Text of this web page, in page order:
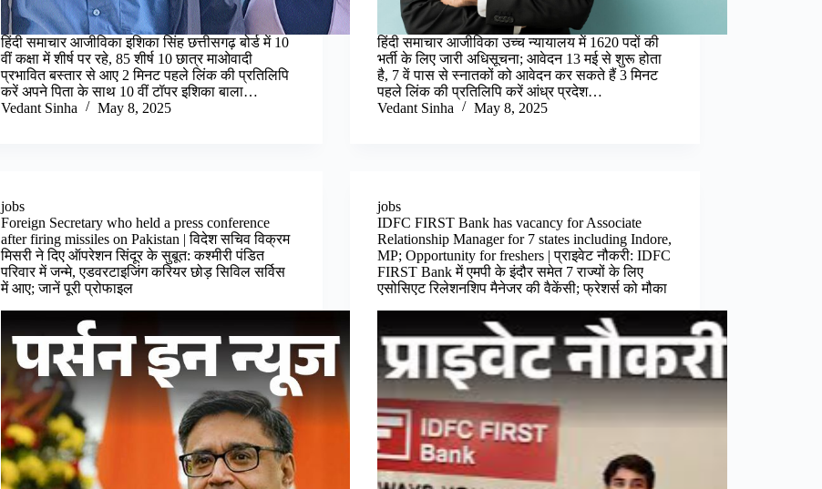
हिंदी समाचार आजीविका इशिका सिंह छत्तीसगढ़ बोर्ड में 10
वीं कक्षा में शीर्ष पर रहे, 85 शीर्ष 10 छात्र माओवादी
प्रभावित बस्तार से आए 2 मिनट पहले लिंक की प्रतिलिपि
करें अपने पिता के साथ 10 वीं टॉपर इशिका बाला…
Vedant Sinha
May 8, 2025
हिंदी समाचार आजीविका उच्च न्यायालय में 1620 पदों की
भर्ती के लिए जारी अधिसूचना; आवेदन 13 मई से शुरू होता
है, 7 वें पास से स्नातकों को आवेदन कर सकते हैं 3 मिनट
पहले लिंक की प्रतिलिपि करें आंध्र प्रदेश…
Vedant Sinha
May 8, 2025
jobs
Foreign Secretary who held a press conference
after firing missiles on Pakistan | विदेश सचिव विक्रम
मिसरी ने दिए ऑपरेशन सिंदूर के सुबूत: कश्मीरी पंडित
परिवार में जन्मे, एडवरटाइजिंग कर‍ियर छोड़ सिविल सर्विस
में आए; जानें पूरी प्रोफाइल
jobs
IDFC FIRST Bank has vacancy for Associate
Relationship Manager for 7 states including Indore,
MP; Opportunity for freshers | प्राइवेट नौकरी: IDFC
FIRST Bank में एमपी के इंदौर समेत 7 राज्यों के लिए
एसोसिएट रिलेशनशिप मैनेजर की वैकेंसी; फ्रेशर्स को मौका